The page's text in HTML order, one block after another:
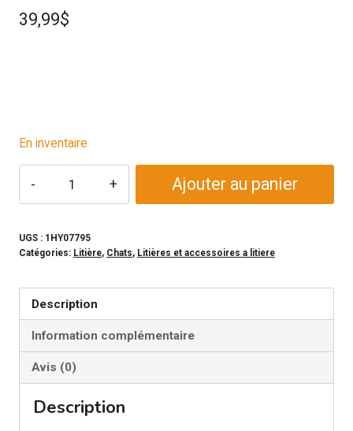
39,99$
En inventaire
-
Litière
diatomée
7.8
litres)
Ajouter au panier
UGS : 1HY07795
Catégories: Litière, Chats, Litières et accessoires a litiere
Description
Information complémentaire
Avis (0)
Description